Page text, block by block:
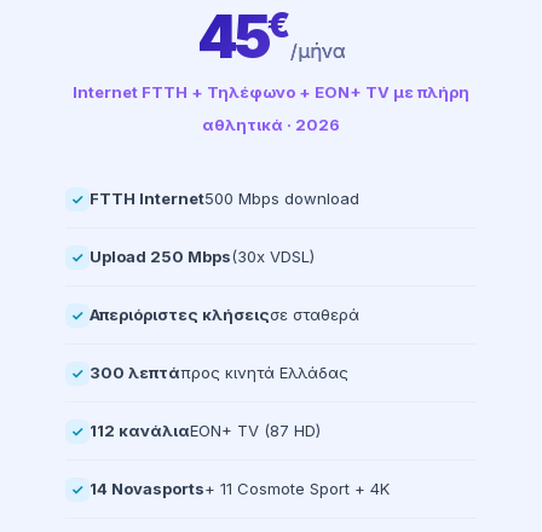
45€
/μήνα
Internet FTTH + Τηλέφωνο + EON+ TV με πλήρη
αθλητικά · 2026
FTTH Internet500 Mbps download
Upload 250 Mbps(30x VDSL)
Απεριόριστες κλήσειςσε σταθερά
300 λεπτάπρος κινητά Ελλάδας
112 κανάλιαEON+ TV (87 HD)
14 Novasports+ 11 Cosmote Sport + 4K